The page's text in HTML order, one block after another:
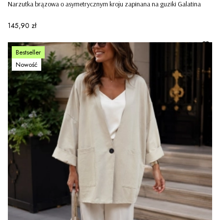
Narzutka brązowa o asymetrycznym kroju zapinana na guziki Galatina
Cena
145,90 zł
Bestseller
Nowość